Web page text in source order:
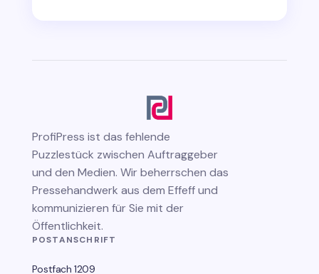
ProfiPress ist das fehlende
Puzzlestück zwischen Auftraggeber
und den Medien. Wir beherrschen das
Pressehandwerk aus dem Effeff und
kommunizieren für Sie mit der
Öffentlichkeit.
POSTANSCHRIFT
Postfach 1209